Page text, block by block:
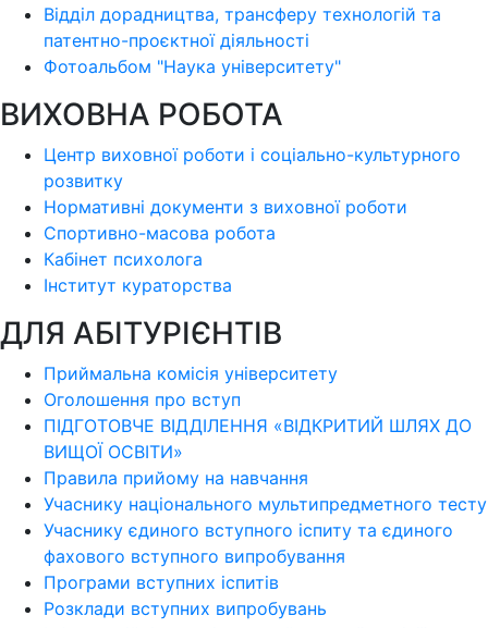
Відділ дорадництва, трансферу технологій та
патентно-проєктної діяльності
Фотоальбом "Наука університету"
ВИХОВНА РОБОТА
Центр виховної роботи і соціально-культурного
розвитку
Нормативні документи з виховної роботи
Спортивно-масова робота
Кабінет психолога
Інститут кураторства
ДЛЯ АБІТУРІЄНТІВ
Приймальна комісія університету
Оголошення про вступ
ПІДГОТОВЧЕ ВІДДІЛЕННЯ «ВІДКРИТИЙ ШЛЯХ ДО
ВИЩОЇ ОСВІТИ»
Правила прийому на навчання
Учаснику національного мультипредметного тесту
Учаснику єдиного вступного іспиту та єдиного
фахового вступного випробування
Програми вступних іспитів
Розклади вступних випробувань